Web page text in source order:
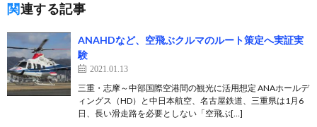
関連する記事
ANAHDなど、空飛ぶクルマのルート策定へ実証実
験
2021.01.13
三重・志摩～中部国際空港間の観光に活用想定 ANAホールデ
ィングス（HD）と中日本航空、名古屋鉄道、三重県は1月6
日、長い滑走路を必要としない「空飛ぶ[…]